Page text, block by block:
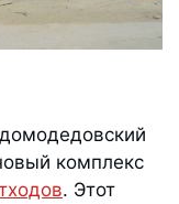
комплекс
. Этот